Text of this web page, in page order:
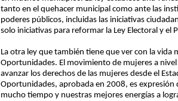
tanto en el quehacer municipal como ante las
poderes públicos, incluidas las iniciativas
solo iniciativas para reformar la Ley Electoral y el
La otra ley que también tiene que ver con la vida
Oportunidades. El movimiento de mujeres a
avanzar los derechos de las mujeres desde el
Oportunidades, aprobada en 2008, es
mucho tiempo y nuestras mejores energías a